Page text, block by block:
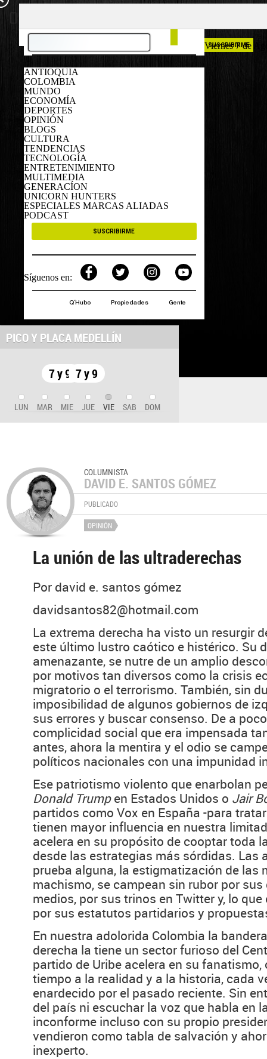
ANTIOQUIA
COLOMBIA
MUNDO
ECONOMÍA
DEPORTES
OPINIÓN
BLOGS
CULTURA
TENDENCIAS
TECNOLOGÍA
ENTRETENIMIENTO
MULTIMEDIA
GENERACÍON
UNICORN HUNTERS
ESPECIALES MARCAS ALIADAS
PODCAST
SUSCRIBIRME
Síguenos en:
Q´Hubo Propiedades Gente
Viernes 7 de
SUSCRIBIRME
PICO Y PLACA MEDELLÍN
7 y 9 7 y 9
LUN MAR MIE JUE VIE SAB DOM
COLUMNISTA
DAVID E. SANTOS GÓMEZ
PUBLICADO
OPINIÓN
La unión de las ultraderechas
Por david e. santos gómez
davidsantos82@hotmail.com
La extrema derecha ha visto un resurgir
este último lustro caótico e histérico. Su
amenazante, se nutre de un amplio
por motivos tan diversos como la crisis
migratorio o el terrorismo. También, sin
imposibilidad de algunos gobiernos de
sus errores y buscar consenso. De a
complicidad social que era impensada
antes, ahora la mentira y el odio se
políticos nacionales con una impunidad
Ese patriotismo violento que enarbolan
Donald Trumpen Estados Unidos o Jair
partidos como Vox en España -para
tienen mayor influencia en nuestra
acelera en su propósito de cooptar toda
desde las estrategias más sórdidas. Las
prueba alguna, la estigmatización de las
machismo, se campean sin rubor por
medios, por sus trinos en Twitter y, lo
por sus estatutos partidarios y
En nuestra adolorida Colombia la
derecha la tiene un sector furioso del
partido de Uribe acelera en su
tiempo a la realidad y a la historia, cada
enardecido por el pasado reciente. Sin
del país ni escuchar la voz que habla en
inconforme incluso con su propio
vendieron como tabla de salvación y
inexperto.